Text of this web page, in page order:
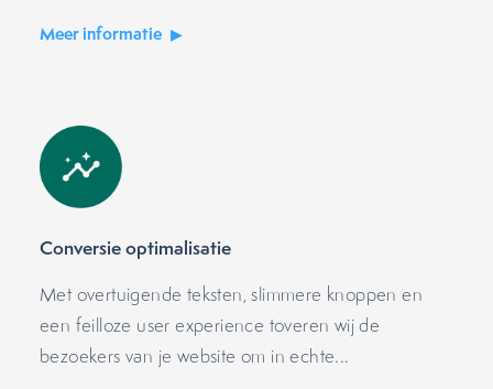
Meer informatie
Conversie optimalisatie
Met overtuigende teksten, slimmere knoppen en
een feilloze user experience toveren wij de
bezoekers van je website om in echte...